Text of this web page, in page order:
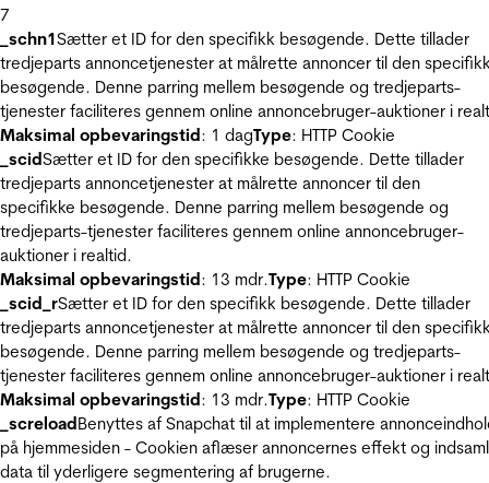
7
_schn1Sætter et ID for den specifikk besøgende. Dette tillader
tredjeparts annoncetjenester at målrette annoncer til den
besøgende. Denne parring mellem besøgende og tredjeparts-
tjenester faciliteres gennem online annoncebruger-auktioner i
Maksimal opbevaringstid: 1 dagType: HTTP Cookie
_scidSætter et ID for den specifikke besøgende. Dette tillader
tredjeparts annoncetjenester at målrette annoncer til den
specifikke besøgende. Denne parring mellem besøgende og
tredjeparts-tjenester faciliteres gennem online annoncebruger-
auktioner i realtid.
Maksimal opbevaringstid: 13 mdr.Type: HTTP Cookie
_scid_rSætter et ID for den specifikk besøgende. Dette tillader
tredjeparts annoncetjenester at målrette annoncer til den
besøgende. Denne parring mellem besøgende og tredjeparts-
tjenester faciliteres gennem online annoncebruger-auktioner i
Maksimal opbevaringstid: 13 mdr.Type: HTTP Cookie
_screloadBenyttes af Snapchat til at implementere
på hjemmesiden - Cookien aflæser annoncernes effekt og
data til yderligere segmentering af brugerne.